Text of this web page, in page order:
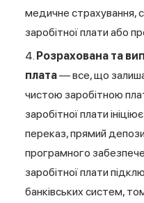
медичне страхування,
заробітної плати або
Розрахована та
плата— все, що
чистою заробітною
заробітної плати
переказ, прямий
програмного
заробітної плати
банківських систем,